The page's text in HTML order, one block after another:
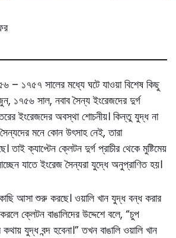
– ১৭৫৭ সালের মধ্যে ঘটে যাওয়া বিশেষ কিছু
১৭৫৬ সাল, নবাব সৈন্য ইংরেজদের দুর্গ
ইংরেজদের অবস্থা শোচনীয়। কিন্তু যুদ্ধ না
মনে কোন উৎসাহ নেই, তারা
ক্যাপ্টেন ক্লেটন দুর্গ প্রাচীর থেকে মুষ্টিমেয়
যাতে ইংরেজ সৈন্যরা যুদ্ধে অনুপ্রাণিত হয়।
আসা শুরু করছে। ওয়ালি খান যুদ্ধ বন্ধ করার
ক্লেটন বাঙালিদের উদ্দেশে বলে, “চুপ
যুদ্ধ বন্দ হবেনা।” তখন বাঙালি ওয়ালি খান